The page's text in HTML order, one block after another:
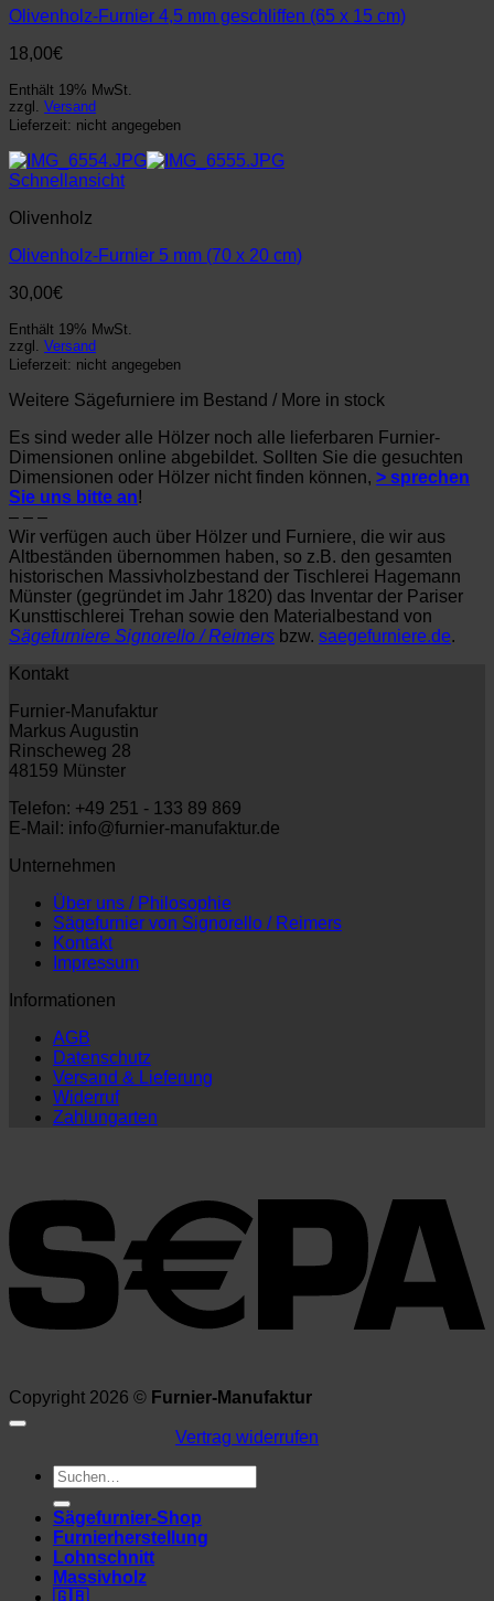
Olivenholz-Furnier 4,5 mm geschliffen (65 x 15 cm)
18,00€
Enthält 19% MwSt.
zzgl. Versand
Lieferzeit: nicht angegeben
Schnellansicht
Olivenholz
Olivenholz-Furnier 5 mm (70 x 20 cm)
30,00€
Enthält 19% MwSt.
zzgl. Versand
Lieferzeit: nicht angegeben
Weitere Sägefurniere im Bestand / More in stock
Es sind weder alle Hölzer noch alle lieferbaren Furnier-
Dimensionen online abgebildet. Sollten Sie die gesuchten
Dimensionen oder Hölzer nicht finden können, > sprechen
Sie uns bitte an!
– – –
Wir verfügen auch über Hölzer und Furniere, die wir aus
Altbeständen übernommen haben, so z.B. den gesamten
historischen Massivholzbestand der Tischlerei Hagemann
Münster (gegründet im Jahr 1820) das Inventar der Pariser
Kunsttischlerei Trehan sowie den Materialbestand von
Sägefurniere Signorello / Reimers bzw. saegefurniere.de.
Kontakt
Furnier-Manufaktur
Markus Augustin
Rinscheweg 28
48159 Münster
Telefon: +49 251 - 133 89 869
E-Mail: info@furnier-manufaktur.de
Unternehmen
Über uns / Philosophie
Sägefurnier von Signorello / Reimers
Kontakt
Impressum
Informationen
AGB
Datenschutz
Versand & Lieferung
Widerruf
Zahlungarten
Copyright 2026 © Furnier-Manufaktur
Vertrag widerrufen
Suchen
nach:
Sägefurnier-Shop
Furnierherstellung
Lohnschnitt
Massivholz